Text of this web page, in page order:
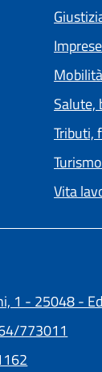
Salute,
Tributi,
Turismo
Vita
1 - 25048 -
773011